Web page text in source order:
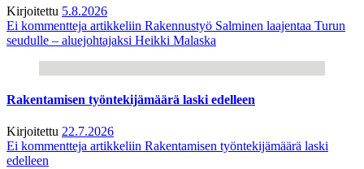
Kirjoitettu 5.8.2026
Ei kommentteja artikkeliin Rakennustyö Salminen laajentaa Turun
seudulle – aluejohtajaksi Heikki Malaska
Rakentamisen työntekijämäärä laski edelleen
Kirjoitettu 22.7.2026
Ei kommentteja artikkeliin Rakentamisen työntekijämäärä laski
edelleen